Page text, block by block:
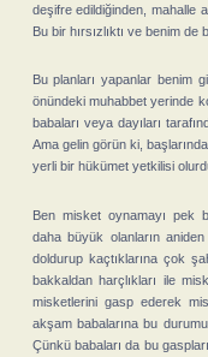
deşifre edildiğinden, mahalle
Bu bir hırsızlıktı ve benim
Bu planları yapanlar benim
önündeki muhabbet yerinde
babaları veya dayıları
Ama gelin görün ki,
yerli bir hükümet yetkilisi
Ben misket oynamayı pek
daha büyük olanların
doldurup kaçtıklarına çok
bakkaldan harçlıkları ile
misketlerini gasp ederek
akşam babalarına bu
Çünkü babaları da bu